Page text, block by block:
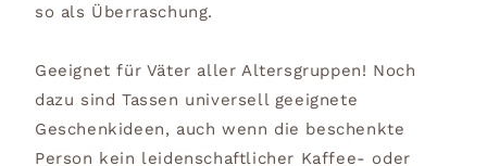
so als Überraschung.
Geeignet für Väter aller Altersgruppen! Noch
dazu sind Tassen universell geeignete
Geschenkideen, auch wenn die beschenkte
Person kein leidenschaftlicher Kaffee- oder